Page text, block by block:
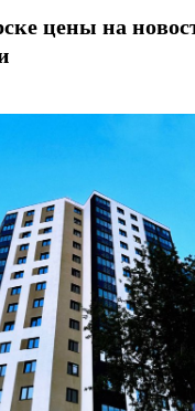
цены на